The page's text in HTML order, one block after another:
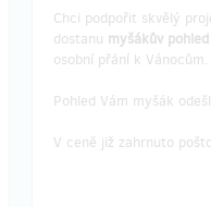
Chci podpořit skvělý
dostanu myšákův pohled
osobní přání k Vánocům.
Pohled Vám myšák
V ceně již zahrnuto